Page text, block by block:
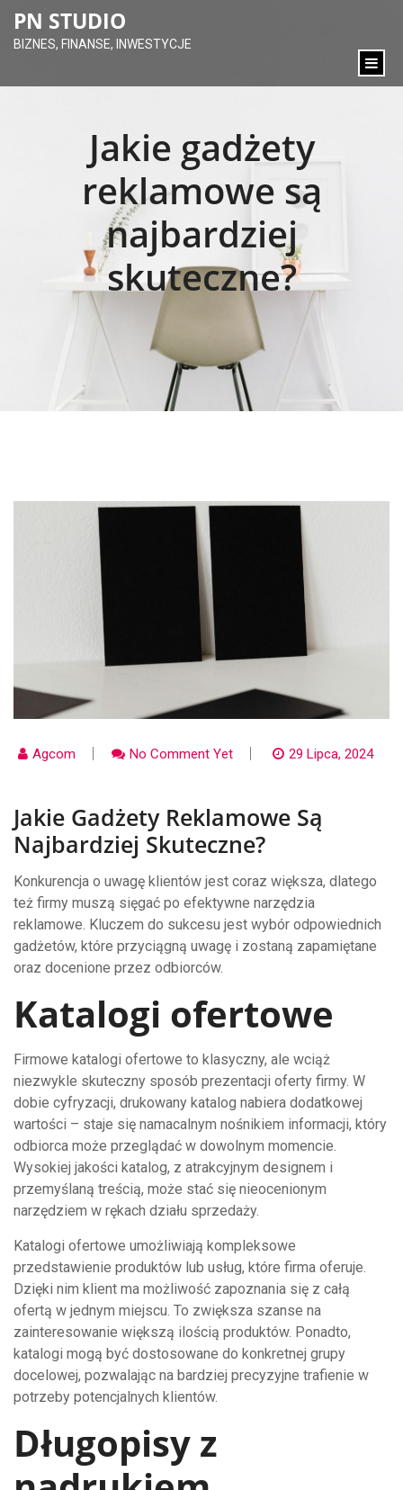
PN STUDIO
BIZNES, FINANSE, INWESTYCJE
Jakie gadżety
reklamowe są
najbardziej
skuteczne?
Agcom No Comment Yet 29 Lipca, 2024
Jakie Gadżety Reklamowe Są
Najbardziej Skuteczne?
Konkurencja o uwagę klientów jest coraz większa, dlatego
też firmy muszą sięgać po efektywne narzędzia
reklamowe. Kluczem do sukcesu jest wybór odpowiednich
gadżetów, które przyciągną uwagę i zostaną zapamiętane
oraz docenione przez odbiorców.
Katalogi ofertowe
Firmowe katalogi ofertowe to klasyczny, ale wciąż
niezwykle skuteczny sposób prezentacji oferty firmy. W
dobie cyfryzacji, drukowany katalog nabiera dodatkowej
wartości – staje się namacalnym nośnikiem informacji, który
odbiorca może przeglądać w dowolnym momencie.
Wysokiej jakości katalog, z atrakcyjnym designem i
przemyślaną treścią, może stać się nieocenionym
narzędziem w rękach działu sprzedaży.
Katalogi ofertowe umożliwiają kompleksowe
przedstawienie produktów lub usług, które firma oferuje.
Dzięki nim klient ma możliwość zapoznania się z całą
ofertą w jednym miejscu. To zwiększa szanse na
zainteresowanie większą ilością produktów. Ponadto,
katalogi mogą być dostosowane do konkretnej grupy
docelowej, pozwalając na bardziej precyzyjne trafienie w
potrzeby potencjalnych klientów.
Długopisy z